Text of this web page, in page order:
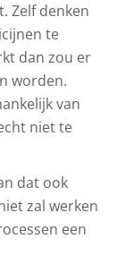
Zelf denken
te
dan zou er
worden.
van
niet te
dat ook
zal werken
een